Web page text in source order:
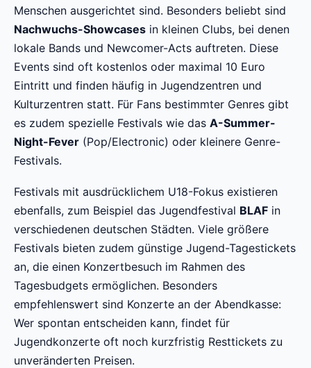
Menschen ausgerichtet sind. Besonders beliebt sind
Nachwuchs-Showcases in kleinen Clubs, bei denen
lokale Bands und Newcomer-Acts auftreten. Diese
Events sind oft kostenlos oder maximal 10 Euro
Eintritt und finden häufig in Jugendzentren und
Kulturzentren statt. Für Fans bestimmter Genres gibt
es zudem spezielle Festivals wie das A-Summer-
Night-Fever (Pop/Electronic) oder kleinere Genre-
Festivals.
Festivals mit ausdrücklichem U18-Fokus existieren
ebenfalls, zum Beispiel das Jugendfestival BLAF in
verschiedenen deutschen Städten. Viele größere
Festivals bieten zudem günstige Jugend-Tagestickets
an, die einen Konzertbesuch im Rahmen des
Tagesbudgets ermöglichen. Besonders
empfehlenswert sind Konzerte an der Abendkasse:
Wer spontan entscheiden kann, findet für
Jugendkonzerte oft noch kurzfristig Resttickets zu
unveränderten Preisen.